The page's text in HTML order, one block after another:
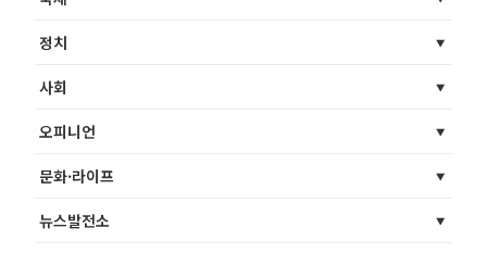
정치
사회
오피니언
문화·라이프
뉴스발전소